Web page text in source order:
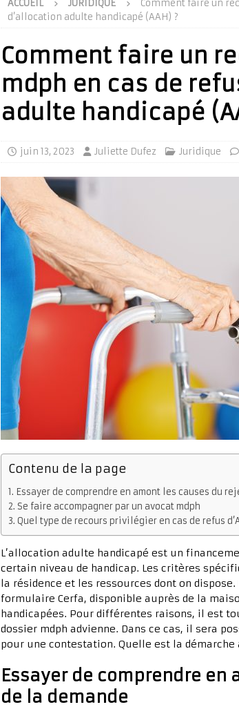
ACCUEIL JURIDIQUE
Comment faire un
d’allocation adulte handicapé (AAH) ?
Comment faire un
mdph en cas de
adulte handicapé
juin 13, 2023 Juliette Dufez Juridique
Contenu de la page
Essayer de comprendre en amont les causes du
Se faire accompagner par un avocat mdph
Quel type de recours privilégier en cas de refus
L’allocation adulte handicapé est un
certain niveau de handicap. Les critères
la résidence et les ressources dont on
formulaire Cerfa, disponible auprès de la
handicapées. Pour différentes raisons, il est
dossier mdph advienne. Dans ce cas, il sera
pour une contestation. Quelle est la démarche
Essayer de comprendre
de la demande